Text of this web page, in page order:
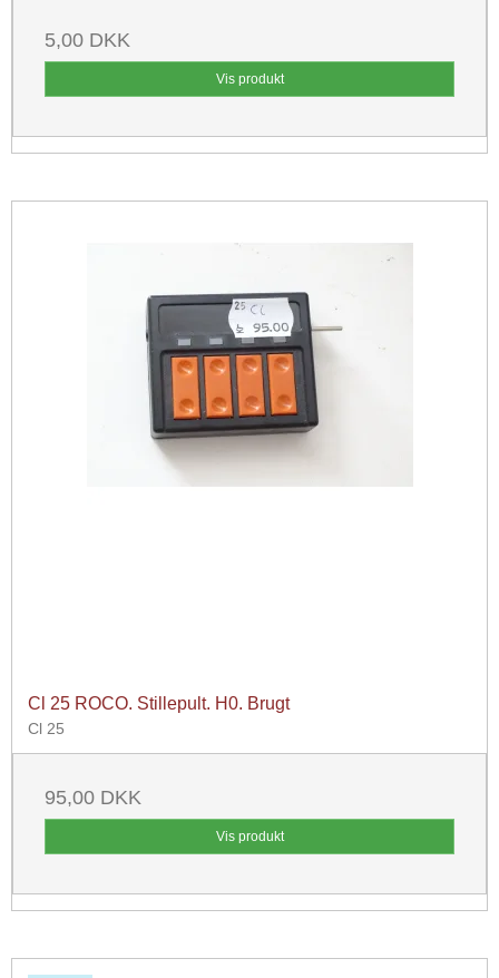
5,00 DKK
Vis produkt
Cl 25 ROCO. Stillepult. H0. Brugt
Cl 25
95,00 DKK
Vis produkt